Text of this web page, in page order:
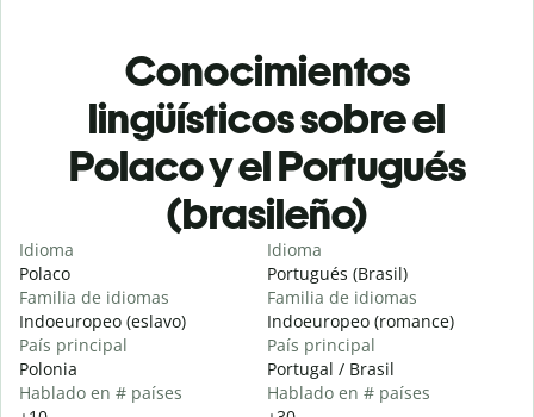
Conocimientos
lingüísticos sobre el
Polaco y el Portugués
(brasileño)
Idioma
Polaco
Familia de idiomas
Indoeuropeo (eslavo)
País principal
Polonia
Hablado en # países
Idioma
Portugués (Brasil)
Familia de idiomas
Indoeuropeo (romance)
País principal
Portugal / Brasil
Hablado en # países